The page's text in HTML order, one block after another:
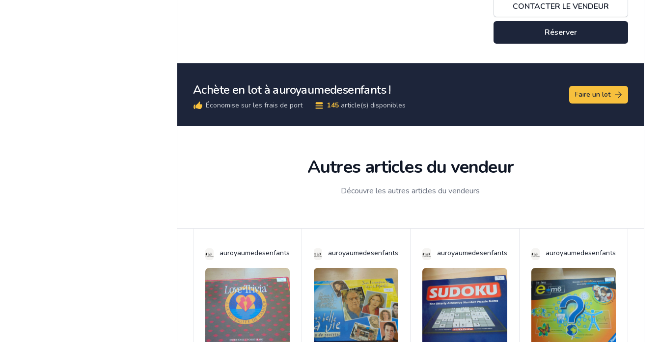
CONTACTER LE VENDEUR
Réserver
Achète en lot à auroyaumedesenfants !
Économise sur les frais de port 145 article(s) disponibles
Faire un lot
Autres articles du vendeur
Découvre les autres articles du vendeurs
auroyaumedesenfants auroyaumedesenfants auroyaumedesenfants auroyaumedesenfants